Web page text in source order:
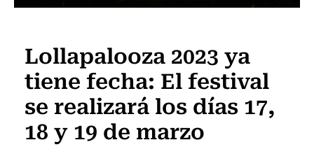
Lollapalooza 2023 ya
tiene fecha: El festival
se realizará los días 17,
18 y 19 de marzo